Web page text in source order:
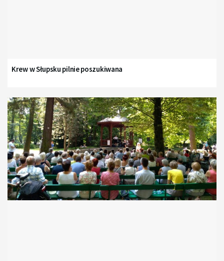
Krew w Słupsku pilnie poszukiwana